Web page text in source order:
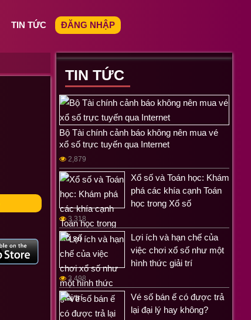
TIN TỨC ĐĂNG NHẬP
TIN TỨC
Bộ Tài chính cảnh báo không nên mua vé
xổ số trực tuyến qua Internet
2,879
Xổ số và Toán học: Khám
phá các khía cạnh Toán
học trong Xổ số
3,318
Lợi ích và hạn chế của
việc chơi xổ số như một
hình thức giải trí
3,498
Vé số bán ế có được trả
lại đại lý hay không?